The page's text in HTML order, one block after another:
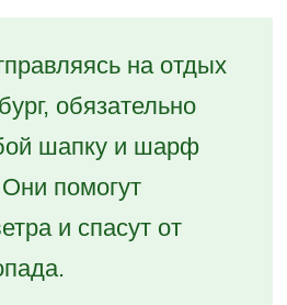
на отдых
обязательно
шапку и шарф
помогут
и спасут от